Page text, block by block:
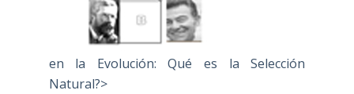
en la Evolución: Qué es la Selección
Natural?>